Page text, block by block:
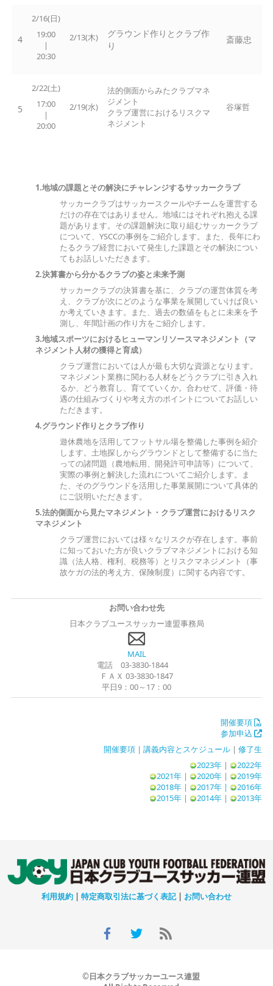
4
2/16(日)
19:00
|
20:30
2/13(木)
グラウンド作りとクラブ作
り
斎藤忠
5
2/22(土)
17:00
|
20:00
2/19(水)
法的側面からみたクラブマネ
ジメント
クラブ運営におけるリスクマ
ネジメント
谷塚哲
1.地域の課題とその解決にチャレンジするサッカークラブ
サッカークラブはサッカースクールやチームを運営する
だけの存在ではありません。地域にはそれぞれ抱える課
題があります。その課題解決に取り組むサッカークラブ
について、YSCCの事例をご紹介します。また、長年にわ
たるクラブ経営において発生した課題とその解決につい
てもお話しいただきます。
2.決算書から分かるクラブの姿と未来予測
サッカークラブの決算書を基に、クラブの運営体質を考
え、クラブが次にどのような事業を展開していけば良い
か考えていきます。また、過去の数値をもとに未来を予
測し、年間計画の作り方をご紹介します。
3.地域スポーツにおけるヒューマンリソースマネジメント（マ
ネジメント人材の獲得と育成）
クラブ運営においては人が最も大切な資源となります。
マネジメント業務に関わる人材をどうクラブに引き入れ
るか、どう教育し、育てていくか。合わせて、評価・待
遇の仕組みづくりや考え方のポイントについてお話しい
ただきます。
4.グラウンド作りとクラブ作り
遊休農地を活用してフットサル場を整備した事例を紹介
します。土地探しからグラウンドとして整備するに当た
っての諸問題（農地転用、開発許可申請等）について、
実際の事例と解決した流れについてご紹介します。ま
た、そのグラウンドを活用した事業展開について具体的
にご説明いただきます。
5.法的側面から見たマネジメント・クラブ運営におけるリスク
マネジメント
クラブ運営においては様々なリスクが存在します。事前
に知っておいた方が良いクラブマネジメントにおける知
識（法人格、権利、税務等）とリスクマネジメント（事
故ケガの法的考え方、保険制度）に関する内容です。
お問い合わせ先
日本クラブユースサッカー連盟事務局
MAIL
電話 03-3830-1844
ＦＡＸ 03-3830-1847
平日9：00～17：00
開催要項
参加申込
開催要項| 講義内容とスケジュール| 修了生
2023年|
2022年
2021年| 2020年|
2019年
2018年| 2017年 |
2016年
2015年| 2014年| 2013年
利用規約 | 特定商取引法に基づく表記| お問い合わせ
©日本クラブサッカーユース連盟